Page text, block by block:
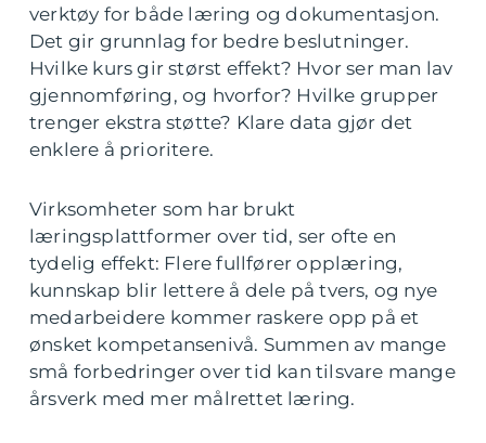
verktøy for både læring og dokumentasjon.
Det gir grunnlag for bedre beslutninger.
Hvilke kurs gir størst effekt? Hvor ser man lav
gjennomføring, og hvorfor? Hvilke grupper
trenger ekstra støtte? Klare data gjør det
enklere å prioritere.
Virksomheter som har brukt
læringsplattformer over tid, ser ofte en
tydelig effekt: Flere fullfører opplæring,
kunnskap blir lettere å dele på tvers, og nye
medarbeidere kommer raskere opp på et
ønsket kompetansenivå. Summen av mange
små forbedringer over tid kan tilsvare mange
årsverk med mer målrettet læring.